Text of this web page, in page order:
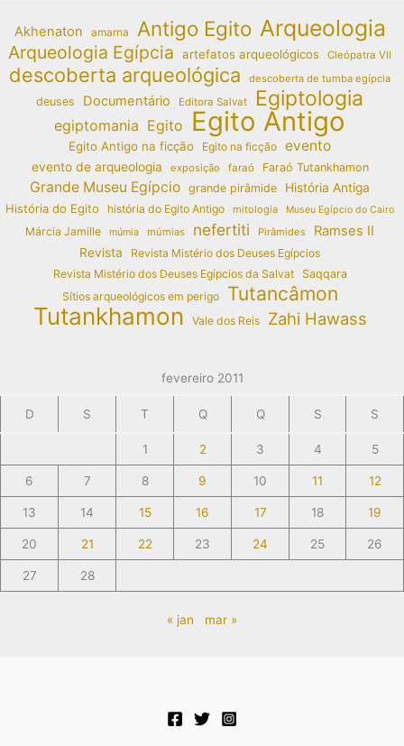
Akhenaton amarna Antigo Egito Arqueologia
Arqueologia Egípcia artefatos arqueológicos Cleópatra VII
descoberta arqueológica descoberta de tumba egípcia
deuses Documentário Editora Salvat Egiptologia
egiptomania Egito Egito Antigo
Egito Antigo na ficção Egito na ficção evento
evento de arqueologia exposição faraó Faraó Tutankhamon
Grande Museu Egípcio grande pirâmide
História Antiga
História do Egito
história do Egito Antigo mitologia Museu Egípcio do Cairo
Márcia Jamille múmia múmias nefertiti Pirâmides Ramses II
Revista
Revista Mistério dos Deuses Egípcios
Revista Mistério dos Deuses Egípcios da Salvat
Saqqara
Sítios arqueológicos em perigo
Tutancâmon
Tutankhamon Vale dos Reis Zahi Hawass
fevereiro 2011
D S T Q Q S S
1 2 3 4 5
6 7 8 9 10 11 12
13 14 15 16 17 18 19
20 21 22 23 24 25 26
27 28
« jan mar »